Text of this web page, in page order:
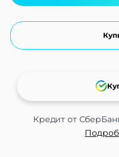
Кредит от